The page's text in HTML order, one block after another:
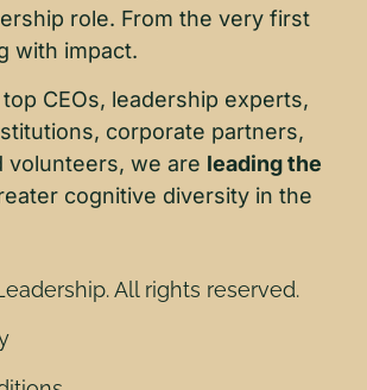
role. From the very first
with impact.
CEOs, leadership experts,
corporate partners,
volunteers, we are leading the
cognitive diversity in the
All rights reserved.